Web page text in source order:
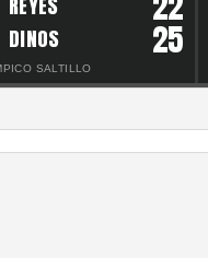
REYES
DINOS 25
SALTILLO